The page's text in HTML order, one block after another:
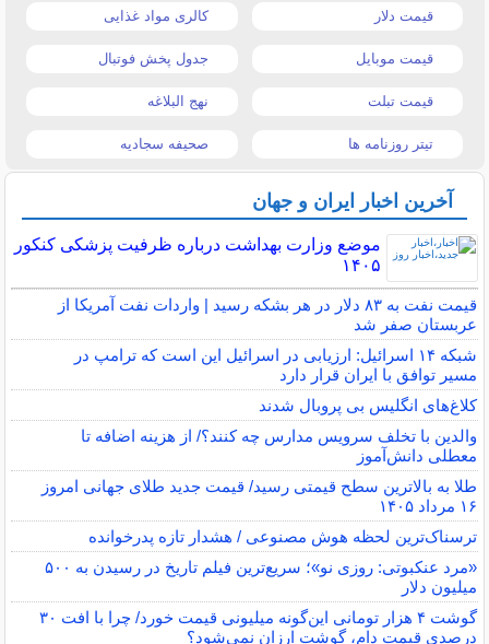
قیمت دلار کالری مواد غذایی
قیمت موبایل جدول پخش فوتبال
قیمت تبلت نهج البلاغه
تیتر روزنامه ها صحیفه سجادیه
آخرین اخبار ایران و جهان
موضع وزارت بهداشت درباره ظرفیت پزشکی کنکور
۱۴۰۵
قیمت نفت به ۸۳ دلار در هر بشکه رسید | واردات نفت آمریکا از
عربستان صفر شد
شبکه ۱۴ اسرائیل: ارزیابی در اسرائیل این است که ترامپ در
مسیر توافق با ایران قرار دارد
کلاغ‌های انگلیس بی پروبال شدند
والدین با تخلف سرویس مدارس چه کنند؟/ از هزینه اضافه تا
معطلی دانش‌آموز
طلا به بالاترین سطح قیمتی رسید/ قیمت جدید طلای جهانی امروز
۱۶ مرداد ۱۴۰۵
ترسناک‌ترین لحظه هوش مصنوعی / هشدار تازه پدرخوانده
«مرد عنکبوتی: روزی نو»؛ سریع‌ترین فیلم تاریخ در رسیدن به ۵۰۰
میلیون دلار
گوشت ۴ هزار تومانی این‌گونه میلیونی قیمت خورد/ چرا با افت ۳۰
درصدی قیمت دام، گوشت ارزان نمی‌شود؟